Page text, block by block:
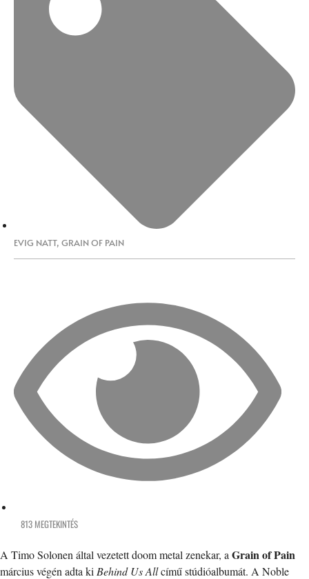
EVIG NATT, GRAIN OF PAIN
813 MEGTEKINTÉS
A Timo Solonen által vezetett doom metal zenekar, a Grain of Pain
március végén adta ki Behind Us Allcímű stúdióalbumát. A Noble